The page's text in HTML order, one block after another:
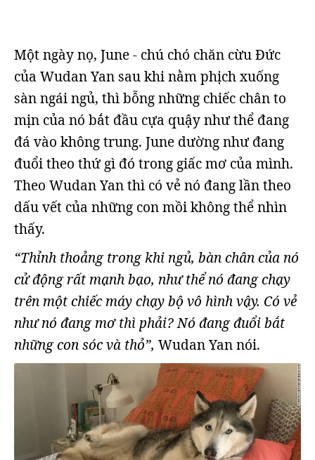
Một ngày nọ, June - chú chó chăn cừu Đức
của Wudan Yan sau khi nằm phịch xuống
sàn ngái ngủ, thì bỗng những chiếc chân to
mịn của nó bắt đầu cựa quậy như thể đang
đá vào không trung. June dường như đang
đuổi theo thứ gì đó trong giấc mơ của mình.
Theo Wudan Yan thì có vẻ nó đang lần theo
dấu vết của những con mồi không thể nhìn
thấy.
“Thỉnh thoảng trong khi ngủ, bàn chân của nó
cử động rất mạnh bạo, như thể nó đang chạy
trên một chiếc máy chạy bộ vô hình vậy. Có vẻ
như nó đang mơ thì phải? Nó đang đuổi bắt
những con sóc và thỏ”, Wudan Yan nói.